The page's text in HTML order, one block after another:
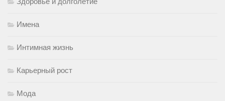
Имена
Интимная жизнь
Карьерный рост
Мода